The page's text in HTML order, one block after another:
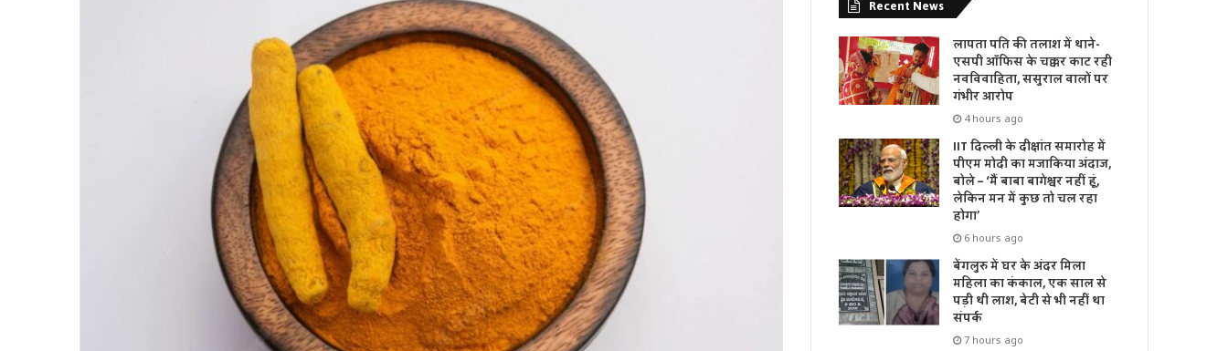
Recent News
लापता पति की तलाश में थाने-
एसपी ऑफिस के चक्कर काट रही
नवविवाहिता, ससुराल वालों पर
गंभीर आरोप
4 hours ago
IIT दिल्ली के दीक्षांत समारोह में
पीएम मोदी का मजाकिया अंदाज,
बोले – ‘मैं बाबा बागेश्वर नहीं हूं,
लेकिन मन में कुछ तो चल रहा
होगा’
6 hours ago
बेंगलुरु में घर के अंदर मिला
महिला का कंकाल, एक साल से
पड़ी थी लाश, बेटी से भी नहीं था
संपर्क
7 hours ago